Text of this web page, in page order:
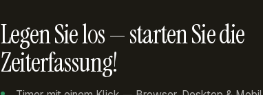
Legen Sie los — starten Sie die
Zeiterfassung!